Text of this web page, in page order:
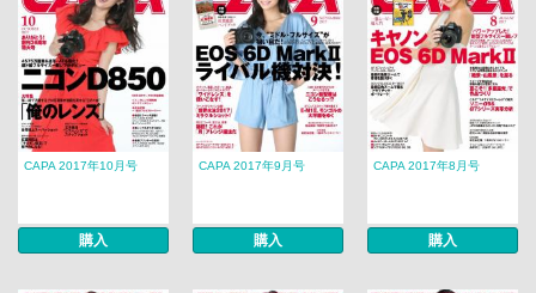
CAPA 2017年10月号
購入
CAPA 2017年9月号
購入
CAPA 2017年8月号
購入